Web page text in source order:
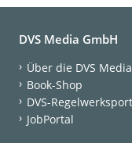
DVS Media GmbH
Über die DVS
Book-Shop
DVS-
JobPortal